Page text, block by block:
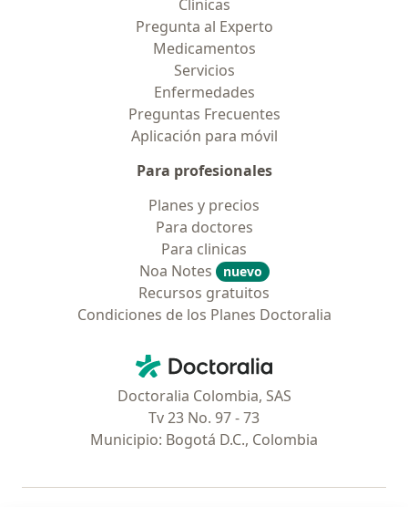
Clínicas
Pregunta al Experto
Medicamentos
Servicios
Enfermedades
Preguntas Frecuentes
Aplicación para móvil
Para profesionales
Planes y precios
Para doctores
Para clinicas
Noa Notes
nuevo
Recursos gratuitos
Condiciones de los Planes Doctoralia
Doctoralia - Página de inicio
Doctoralia Colombia, SAS
Tv 23 No. 97 - 73
Municipio: Bogotá D.C., Colombia